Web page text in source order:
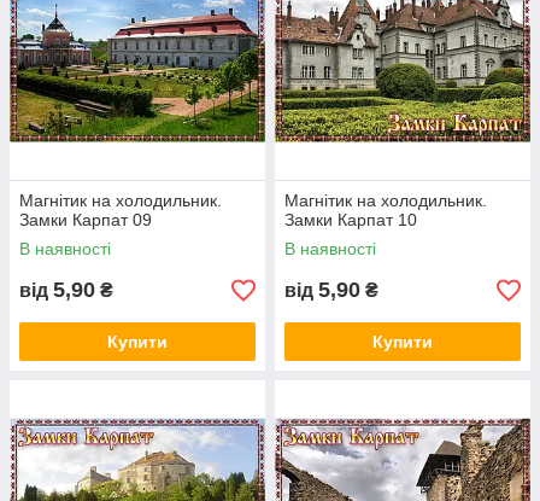
Магнітик на холодильник.
Замки Карпат 09
В наявності
від 5,90 ₴
Купити
Магнітик на холодильник.
Замки Карпат 10
В наявності
від 5,90 ₴
Купити